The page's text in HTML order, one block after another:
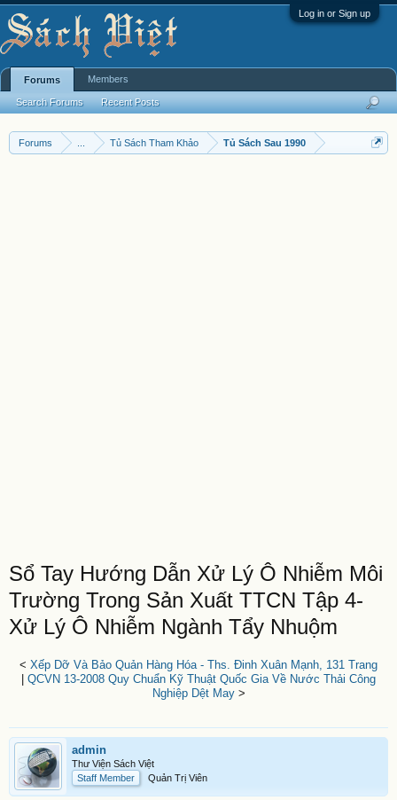
Log in or Sign up
Forums Tủ Sách Tham Khảo Tủ Sách Sau 1990
Sổ Tay Hướng Dẫn Xử Lý Ô Nhiễm Môi
Trường Trong Sản Xuất TTCN Tập 4-
Xử Lý Ô Nhiễm Ngành Tẩy Nhuộm
< Xếp Dỡ Và Bảo Quản Hàng Hóa - Ths. Đinh Xuân Mạnh, 131 Trang
QCVN 13-2008 Quy Chuẩn Kỹ Thuật Quốc Gia Về Nước Thải Công
Nghiệp Dệt May>
admin
Thư Viện Sách Việt
Staff Member
Quản Trị Viên
Forums
Search Forums Recent Posts
Members